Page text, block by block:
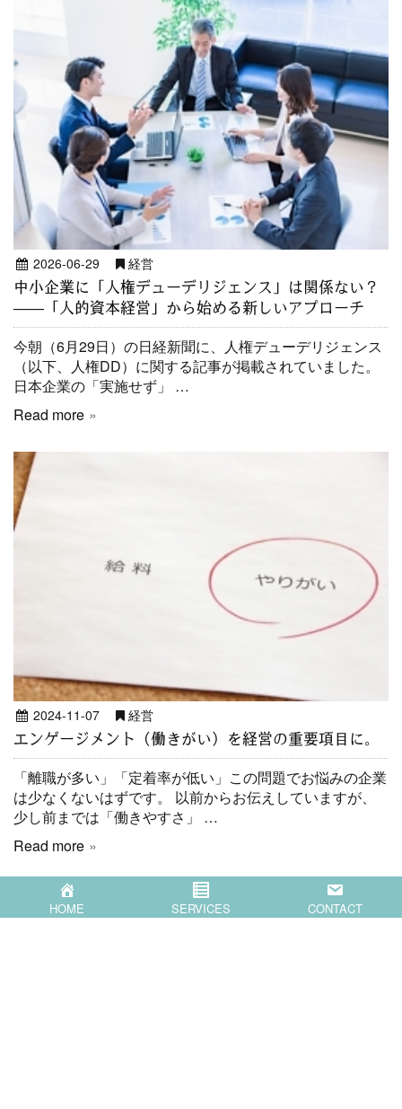
2026-06-29 経営
中小企業に「人権デューデリジェンス」は関係ない？
——「人的資本経営」から始める新しいアプローチ
今朝（6月29日）の日経新聞に、人権デューデリジェンス
（以下、人権DD）に関する記事が掲載されていました。
日本企業の「実施せず」 …
Read more
2024-11-07 経営
エンゲージメント（働きがい）を経営の重要項目に。
「離職が多い」「定着率が低い」この問題でお悩みの企業
は少なくないはずです。 以前からお伝えしていますが、
少し前までは「働きやすさ」 …
Read more
HOME SERVICES CONTACT